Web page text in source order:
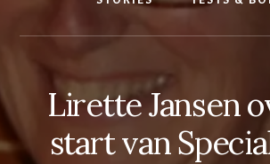
Lirette Jansen
start van